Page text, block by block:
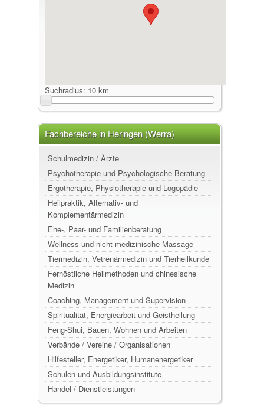
Suchradius: 10 km
Fachbereiche in Heringen (Werra)
Schulmedizin / Ärzte
Psychotherapie und Psychologische Beratung
Ergotherapie, Physiotherapie und Logopädie
Heilpraktik, Alternativ- und
Komplementärmedizin
Ehe-, Paar- und Familienberatung
Wellness und nicht medizinische Massage
Tiermedizin, Vetrenärmedizin und Tierheilkunde
Fernöstliche Heilmethoden und chinesische
Medizin
Coaching, Management und Supervision
Spiritualität, Energiearbeit und Geistheilung
Feng-Shui, Bauen, Wohnen und Arbeiten
Verbände / Vereine / Organisationen
Hilfesteller, Energetiker, Humanenergetiker
Schulen und Ausbildungsinstitute
Handel / Dienstleistungen